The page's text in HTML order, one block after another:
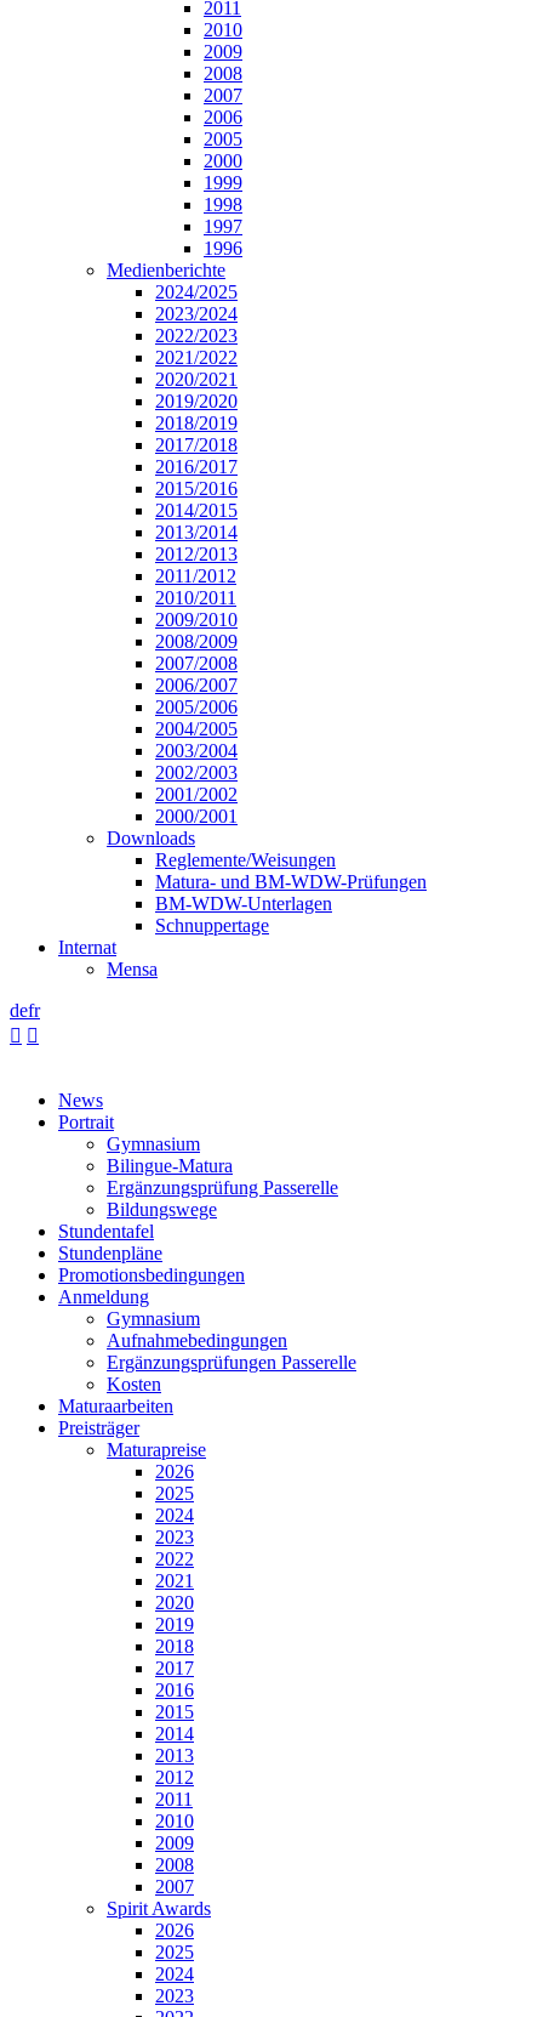
2011
2010
2009
2008
2007
2006
2005
2000
1999
1998
1997
1996
Medienberichte
2024/2025
2023/2024
2022/2023
2021/2022
2020/2021
2019/2020
2018/2019
2017/2018
2016/2017
2015/2016
2014/2015
2013/2014
2012/2013
2011/2012
2010/2011
2009/2010
2008/2009
2007/2008
2006/2007
2005/2006
2004/2005
2003/2004
2002/2003
2001/2002
2000/2001
Downloads
Reglemente/Weisungen
Matura- und BM-WDW-Prüfungen
BM-WDW-Unterlagen
Schnuppertage
Internat
Mensa
defr
 
News
Portrait
Gymnasium
Bilingue-Matura
Ergänzungsprüfung Passerelle
Bildungswege
Stundentafel
Stundenpläne
Promotionsbedingungen
Anmeldung
Gymnasium
Aufnahmebedingungen
Ergänzungsprüfungen Passerelle
Kosten
Maturaarbeiten
Preisträger
Maturapreise
2026
2025
2024
2023
2022
2021
2020
2019
2018
2017
2016
2015
2014
2013
2012
2011
2010
2009
2008
2007
Spirit Awards
2026
2025
2024
2023